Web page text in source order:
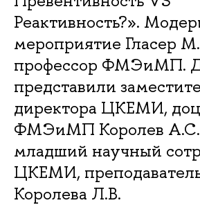
Реактивность?».
мероприятие Гласер
профессор ФМЭиМП.
представили
директора ЦКЕМИ,
ФМЭиМП Королев А.С.,
младший научный
ЦКЕМИ,
Королева Л.В.